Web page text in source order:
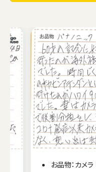
お品物：カメ